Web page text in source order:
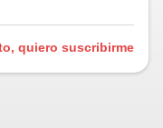
quiero suscribirme